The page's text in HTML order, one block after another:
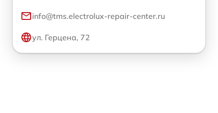
info@tms.electrolux-repair-center.ru
ул. Герцена, 72